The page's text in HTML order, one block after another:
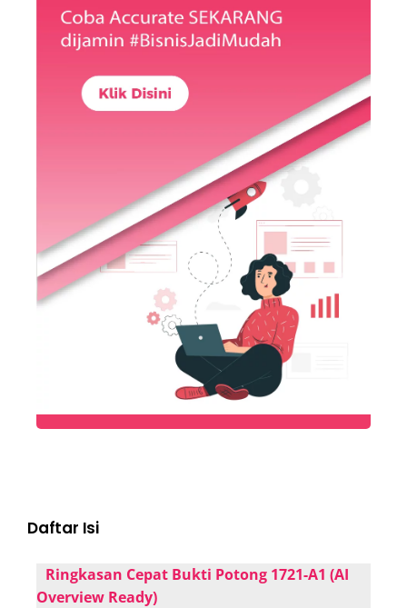
Daftar Isi
Ringkasan Cepat Bukti Potong 1721-A1 (AI
Overview Ready)